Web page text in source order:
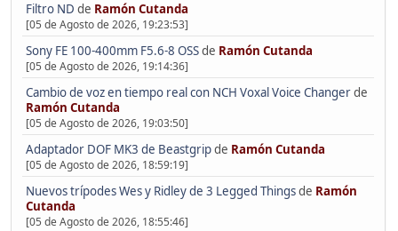
Filtro ND de Ramón Cutanda
[05 de Agosto de 2026, 19:23:53]
Sony FE 100-400mm F5.6-8 OSSde Ramón Cutanda
[05 de Agosto de 2026, 19:14:36]
Cambio de voz en tiempo real con NCH Voxal Voice Changerde
Ramón Cutanda
[05 de Agosto de 2026, 19:03:50]
Adaptador DOF MK3 de Beastgripde Ramón Cutanda
[05 de Agosto de 2026, 18:59:19]
Nuevos trípodes Wes y Ridley de 3 Legged Thingsde Ramón
Cutanda
[05 de Agosto de 2026, 18:55:46]